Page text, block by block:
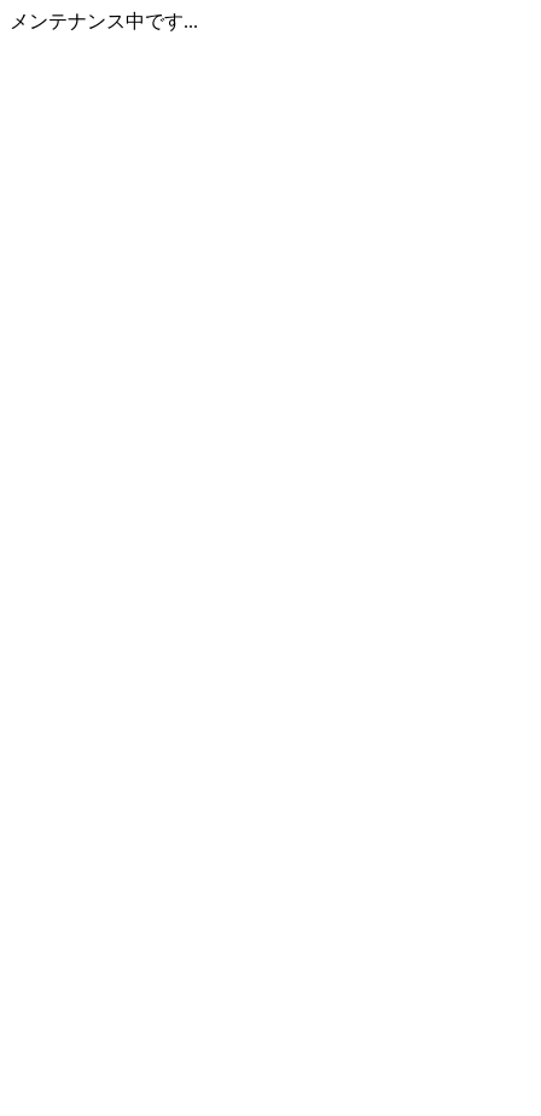
メンテナンス中です...